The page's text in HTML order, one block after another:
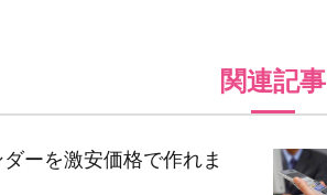
関連記事
ーを激安価格で作れま